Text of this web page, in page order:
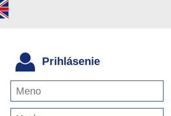
Prihlásenie